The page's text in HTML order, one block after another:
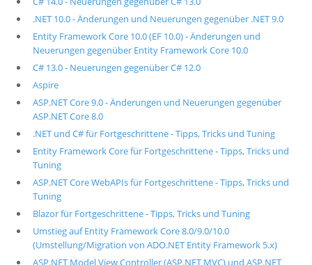
.NET 10.0 - Änderungen und Neuerungen gegenüber .NET 9.0
Entity Framework Core 10.0 (EF 10.0) - Änderungen und
Neuerungen gegenüber Entity Framework Core 10.0
C# 13.0 - Neuerungen gegenüber C# 12.0
Aspire
ASP.NET Core 9.0 - Änderungen und Neuerungen gegenüber
ASP.NET Core 8.0
.NET und C# für Fortgeschrittene - Tipps, Tricks und Tuning
Entity Framework Core für Fortgeschrittene - Tipps, Tricks und
Tuning
ASP.NET Core WebAPIs für Fortgeschrittene - Tipps, Tricks und
Tuning
Blazor für Fortgeschrittene - Tipps, Tricks und Tuning
Umstieg auf Entity Framework Core 8.0/9.0/10.0
(Umstellung/Migration von ADO.NET Entity Framework 5.x)
ASP.NET Model View Controller (ASP.NET MVC) und ASP.NET